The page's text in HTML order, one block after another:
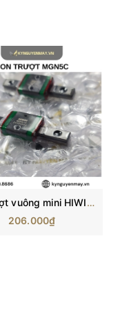
Con trượt vuông mini HIWIN MGN-C | Block trượt MGN5C, MGN7C, MGN12C
206.000₫